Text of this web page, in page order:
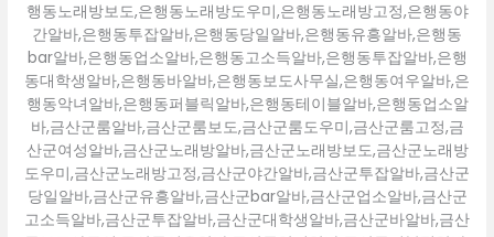
행동노래방보도,은행동노래방도우미,은행동노래방고정,은행동야
간알바,은행동투잡알바,은행동당일알바,은행동유흥알바,은행동
bar알바,은행동업소알바,은행동고소득알바,은행동투잡알바,은행
동대학생알바,은행동바알바,은행동보도사무실,은행동여우알바,은
행동악녀알바,은행동퍼블릭알바,은행동테이블알바,은행동업소알
바,금산군룸알바,금산군룸보도,금산군룸도우미,금산군룸고정,금
산군여성알바,금산군노래방알바,금산군노래방보도,금산군노래방
도우미,금산군노래방고정,금산군야간알바,금산군투잡알바,금산군
당일알바,금산군유흥알바,금산군bar알바,금산군업소알바,금산군
고소득알바,금산군투잡알바,금산군대학생알바,금산군바알바,금산